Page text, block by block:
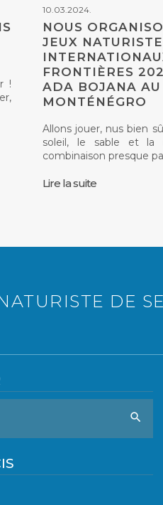
!
10.03.2024.
NOUS
JEUX
FRONTIÈRES
ADA BOJANA AU
MONTÉNÉGRO
Allons jouer, nus bien
soleil, le sable et la
combinaison presque
Lire la suite
DE
search